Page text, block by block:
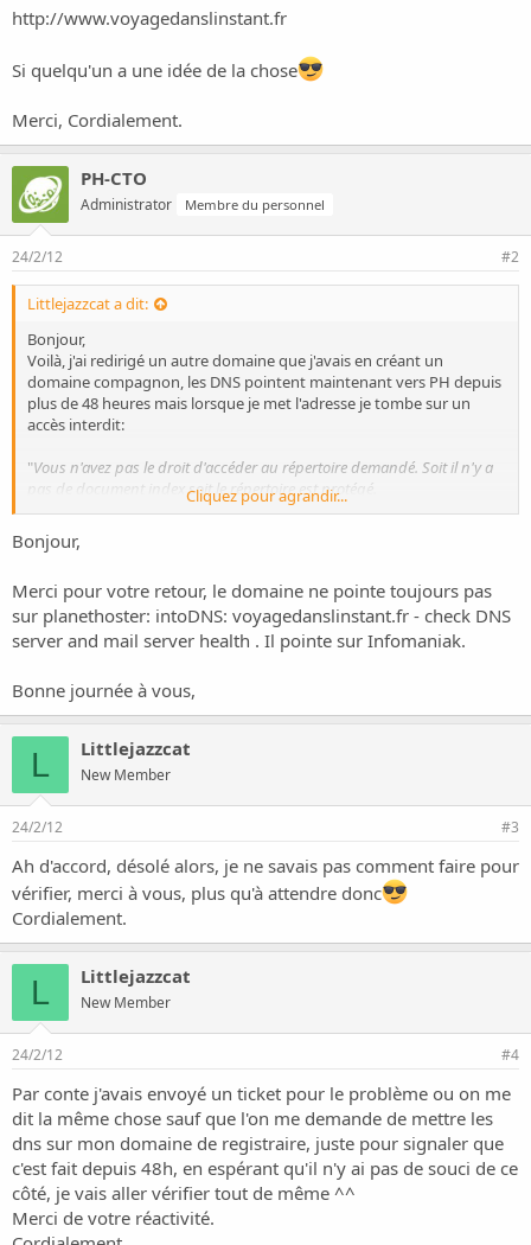
http://www.voyagedanslinstant.fr
Si quelqu'un a une idée de la chose
Merci, Cordialement.
PH-CTO
Administrator Membre du personnel
24/2/12 #2
Littlejazzcat a dit:
Bonjour,
Voilà, j'ai redirigé un autre domaine que j'avais en créant un
domaine compagnon, les DNS pointent maintenant vers PH depuis
plus de 48 heures mais lorsque je met l'adresse je tombe sur un
accès interdit:
"Vous n'avez pas le droit d'accéder au répertoire demandé. Soit il n'y a
pas de document index soit le répertoire est protégé.
Si vous pensez qu'il s'agit d'une erreur du serveur, veuillez contacter le
webmestre.
Je ne comprends pas trop la vu que sur mon ancien hebergement
tout a bien été coupé, le script est une galerie photo en flash et ne
comporte pas de base de donnée, chose étrange si je tape le nom
de mon domaine principal suivi du nom du nouveau domaine, je
tombe bien sur la galerie
par contre je tombe sur l'erreur sus nommée si je tape:
http://www.voyagedanslinstant.fr
Si quelqu'un a une idée de la chose
Merci, Cordialement.
Cliquez pour agrandir...
Bonjour,
Merci pour votre retour, le domaine ne pointe toujours pas
sur planethoster: intoDNS: voyagedanslinstant.fr - check DNS
server and mail server health . Il pointe sur Infomaniak.
Bonne journée à vous,
L Littlejazzcat
New Member
24/2/12 #3
Ah d'accord, désolé alors, je ne savais pas comment faire pour
vérifier, merci à vous, plus qu'à attendre donc
Cordialement.
L Littlejazzcat
New Member
24/2/12 #4
Par conte j'avais envoyé un ticket pour le problème ou on me
dit la même chose sauf que l'on me demande de mettre les
dns sur mon domaine de registraire, juste pour signaler que
c'est fait depuis 48h, en espérant qu'il n'y ai pas de souci de ce
côté, je vais aller vérifier tout de même ^^
Merci de votre réactivité.